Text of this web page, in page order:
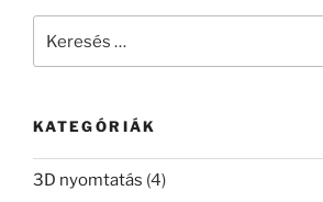
KATEGÓRIÁK
3D nyomtatás (4)